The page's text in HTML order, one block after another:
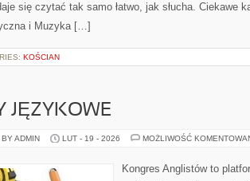
się czytać tak samo łatwo, jak słucha. Ciekawe
i Muzyka […]
KOŚCIAN
JĘZYKOWE
ADMIN LUT - 19 - 2026 MOŻLIWOŚĆ
Kongres Anglistów to